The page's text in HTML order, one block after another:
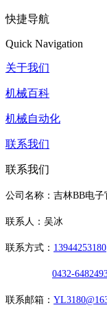
快捷导航
Quick Navigation
关于我们
机械百科
机械自动化
联系我们
联系我们
公司名称：吉林BB电
联系人：吴冰
联系方式： 13944253180
0432-
联系邮箱：